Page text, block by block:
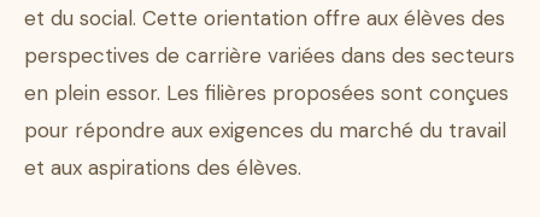
et du social. Cette orientation offre aux élèves des
perspectives de carrière variées dans des secteurs
en plein essor. Les filières proposées sont conçues
pour répondre aux exigences du marché du travail
et aux aspirations des élèves.